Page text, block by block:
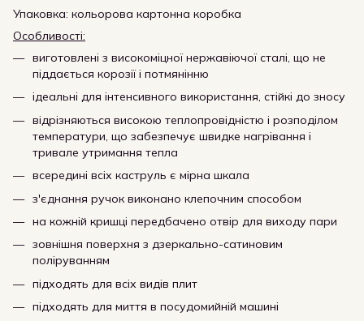
Упаковка: кольорова картонна коробка
Особливості:
виготовлені з високоміцної нержавіючої сталі, що не
піддається корозії і потмянінню
ідеальні для інтенсивного використання, стійкі до зносу
відрізняються високою теплопровідністю і розподілом
температури, що забезпечує швидке нагрівання і
тривале утримання тепла
всередині всіх каструль є мірна шкала
з'єднання ручок виконано клепочним способом
на кожній кришці передбачено отвір для виходу пари
зовнішня поверхня з дзеркально-сатиновим
поліруванням
підходять для всіх видів плит
підходять для миття в посудомийній машині